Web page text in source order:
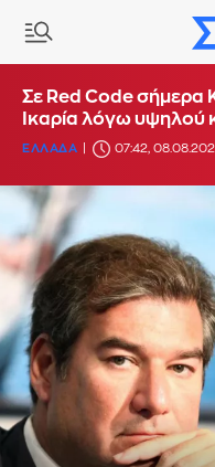
Σε Red Code σήμερα
Ικαρία λόγω υψηλού
ΕΛΛΑΔΑ 07:42,